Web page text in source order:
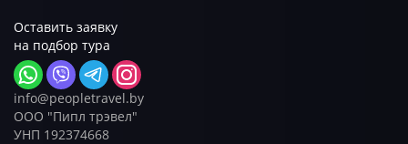
Оставить заявку
на подбор тура
info@peopletravel.by
ООО "Пипл трэвел"
УНП 192374668